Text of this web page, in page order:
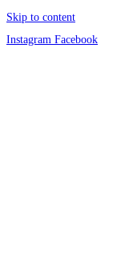
Skip to content
Instagram Facebook